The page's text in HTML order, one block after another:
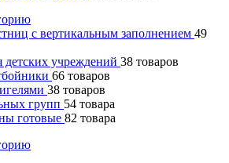
с вертикальным заполнением 49
учреждений 38 товаров
66 товаров
38 товаров
групп 54 товара
готовые 82 товара